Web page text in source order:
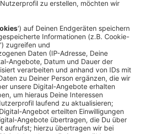
und Kulturzentrum Frankental
worden. Das freut die
denn kostenfreies
ein kritischer
Tourismus, Handel und
22.02.2021 11:34